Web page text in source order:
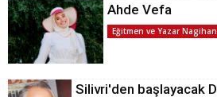
Ahde Vefa
Eğitmen ve Yazar Nagihan
Silivri'den başlayacak